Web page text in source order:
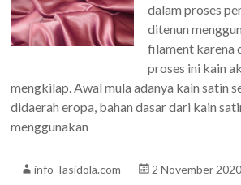
dalam proses
ditenun
filament karena
proses ini kain
mengkilap. Awal mula adanya kain satin
didaerah eropa, bahan dasar dari kain
menggunakan
info Tasidola.com
2 November 2020